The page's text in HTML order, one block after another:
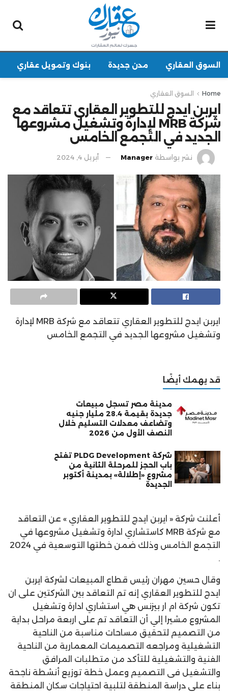
السوق العقاري مدن جديدة بنوك وتمويل عقاري
Home السوق العقاري
ايربن ايدج للتطوير العقاري تتعاقد مع
شركة MRB لإدارة وتشغيل مشروعها
الجديد في التجمع الخامس
نشر بواسطة Manager أبريل 4, 2024
ايربن ايدج للتطوير العقاري تتعاقد مع شركة MRB لإدارة
وتشغيل مشروعها الجديد في التجمع الخامس
قد يهمك أيضًا
مدينة مصر تسجل مبيعات
جديدة بقيمة 28.4 مليار جنيه
وتضاعف معدلات التسليم خلال
النصف الأول من 2026
شركة PLDG Development تفتح
باب الحجز للمرحلة الثانية من
مشروع «إطلالة» بمدينة أكتوبر
الجديدة
أعلنت شركة « ايربن ايدج للتطوير العقاري » عن التعاقد
مع شركة MRB كاستشاري ادارة وتشغيل مشروعها في
التجمع الخامس وذلك ضمن خطتها التوسعية في 2024
.
وقال حسين مهران رئيس قطاع المبيعات لشركة ايربن
ايدج للتطوير العقاري إنه تم التعاقد بين الشركتين على ان
تكون شركة ام ار بيزنس هي استشاري ادارة وتشغيل
المشروع مشيرا إلي أن التعاقد تم على اربعة مراحل بداية
من التصميم لتحقيق مساحات مناسبة من الناحية
التشغيلية ومراجعه التصميمات المعمارية من الناحية
الفنية والتشغيلية للتأكد من متطلبات المرافق
والتشغيل فى التصميم وعمل خطة توزيع أنشطة ناجحة
بناء على دراسة المنطقة لتلبية احتياجات سكان المنطقة